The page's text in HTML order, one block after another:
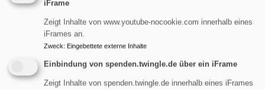
Hauptnavigation
Startseite Mehr Männer(stimmen) braucht der Chor!
iFrame
Zeigt Inhalte von www.youtube-nocookie.com innerhalb eines
iFrames an.
Zweck: Eingebettete externe Inhalte
Einbindung von spenden.twingle.de über ein iFrame
Zeigt Inhalte von spenden.twingle.de innerhalb eines iFrames